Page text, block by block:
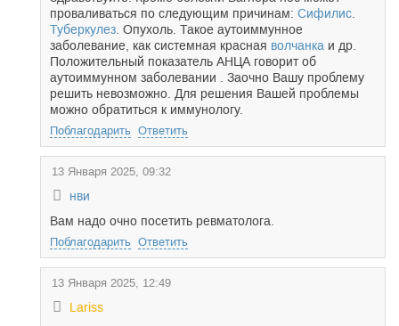
проваливаться по следующим причинам: Сифилис
Туберкулез . Опухоль. Такое аутоиммунное
заболевание, как системная красная волчанка и др.
Положительный показатель АНЦА говорит об
аутоиммунном заболевании . Заочно Вашу проблему
решить невозможно. Для решения Вашей проблемы
можно обратиться к иммунологу.
Поблагодарить Ответить
13 Января 2025, 09:32
нви
Вам надо очно посетить ревматолога.
Поблагодарить Ответить
13 Января 2025, 12:49
Lariss